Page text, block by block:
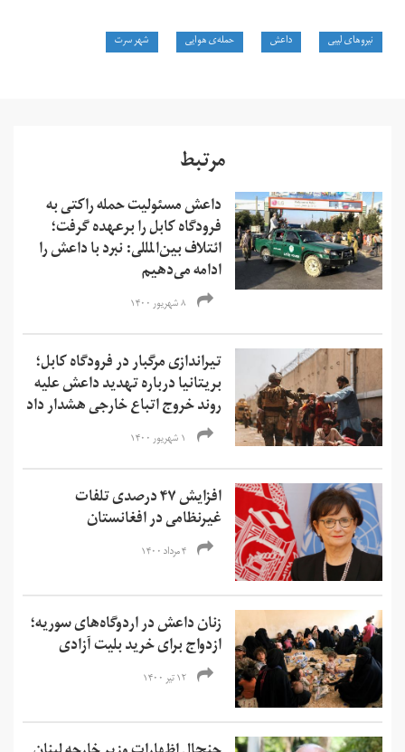
نیروهای لیبی داعش حمله‌ی هوایی شهر سرت
مرتبط
داعش مسئولیت حمله راکتی به
فرودگاه کابل را برعهده گرفت؛
ائتلاف بین‌المللی: نبرد با داعش را
ادامه می‌دهیم
۸ شهریور ۱۴۰۰
تیراندازی مرگبار در فرودگاه کابل؛
بریتانیا درباره تهدید داعش علیه
روند خروج اتباع خارجی هشدار داد
۱ شهریور ۱۴۰۰
افزایش ۴۷ درصدی تلفات
غیرنظامی در افغانستان
۴ مرداد ۱۴۰۰
زنان داعش در اردوگاه‌های سوریه؛
ازدواج برای خرید بلیت آزادی
۱۲ تیر ۱۴۰۰